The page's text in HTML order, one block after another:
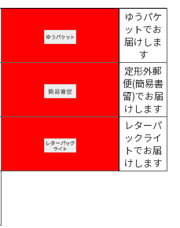
ゆうパケ
ットでお
届けしま
す
定形外郵
便(簡易書
留)でお届
けします
レターパ
ックライ
トでお届
けします